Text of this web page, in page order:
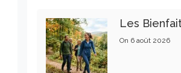
On 6 août 2026